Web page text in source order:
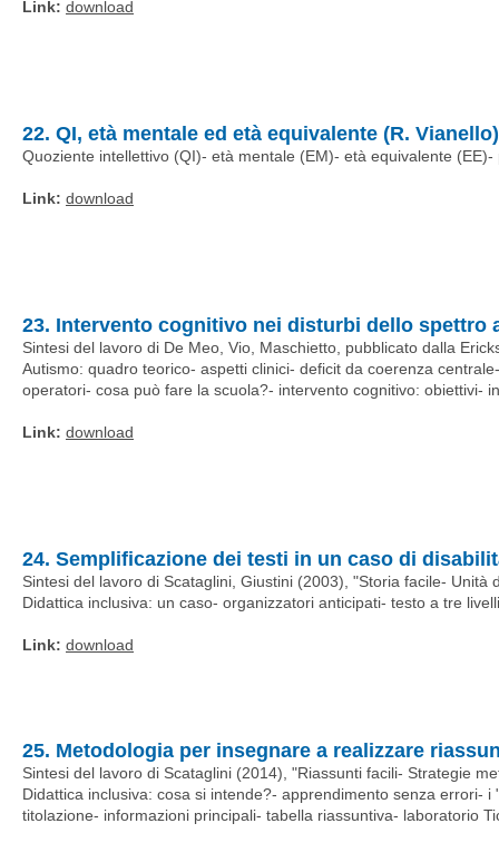
Link: download
22. QI, età mentale ed età equivalente (R. Vianello)
Quoziente intellettivo (QI)- età mentale (EM)- età equivalente
Link: download
23. Intervento cognitivo nei disturbi dello spettro
Sintesi del lavoro di De Meo, Vio, Maschietto, pubblicato dalla
Autismo: quadro teorico- aspetti clinici- deficit da coerenza
operatori- cosa può fare la scuola?- intervento cognitivo: obiettivi-
Link: download
24. Semplificazione dei testi in un caso di
Sintesi del lavoro di Scataglini, Giustini (2003), "Storia facile-
Didattica inclusiva: un caso- organizzatori anticipati- testo a tre
Link: download
25. Metodologia per insegnare a realizzare
Sintesi del lavoro di Scataglini (2014), "Riassunti facili- Strategie
Didattica inclusiva: cosa si intende?- apprendimento senza errori-
titolazione- informazioni principali- tabella riassuntiva- laboratorio